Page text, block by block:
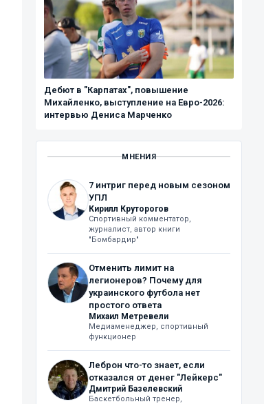
Дебют в "Карпатах", повышение
Михайленко, выступление на Евро-2026:
интервью Дениса Марченко
МНЕНИЯ
7 интриг перед новым сезоном
УПЛ
Кирилл Круторогов
Спортивный комментатор,
журналист, автор книги
"Бомбардир"
Отменить лимит на
легионеров? Почему для
украинского футбола нет
простого ответа
Михаил Метревели
Медиаменеджер, спортивный
функционер
Леброн что-то знает, если
отказался от денег "Лейкерс"
Дмитрий Базелевский
Баскетбольный тренер,